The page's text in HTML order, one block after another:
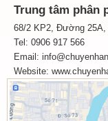
Trung tâm phân
68/2 KP2, Đường 25A,
Tel: 0906 917 566
Email:
Website: